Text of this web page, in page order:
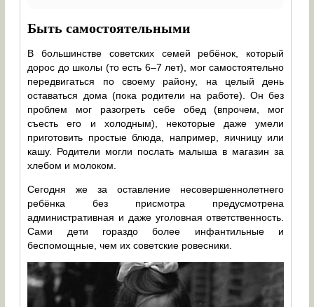
Быть самостоятельными
В большинстве советских семей ребёнок, который
дорос до школы (то есть 6–7 лет), мог самостоятельно
передвигаться по своему району, на целый день
оставаться дома (пока родители на работе). Он без
проблем мог разогреть себе обед (впрочем, мог
съесть его и холодным), некоторые даже умели
приготовить простые блюда, например, яичницу или
кашу. Родители могли послать малыша в магазин за
хлебом и молоком.
Сегодня же за оставление несовершеннолетнего
ребёнка без присмотра предусмотрена
административная и даже уголовная ответственность.
Сами дети гораздо более инфантильные и
беспомощные, чем их советские ровесники.